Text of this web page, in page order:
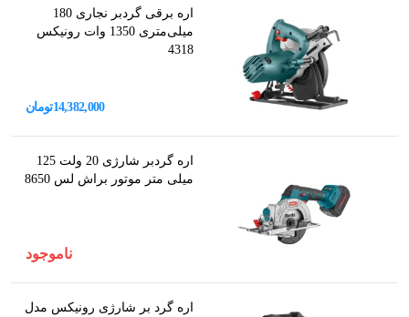
اره برقی گردبر نجاری 180
میلی‌متری 1350 وات رونیکس
4318
14,382,000تومان
اره گردبر شارژی 20 ولت 125
میلی متر موتور براش لس 8650
ناموجود
اره گرد بر شارژی رونیکس مدل